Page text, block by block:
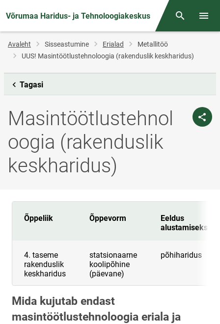
Võrumaa Haridus- ja Tehnoloogiakeskus Otsing
Jälglink
Avaleht Sisseastumine Erialad
Metallitöö
UUS! Masintöötlustehnoloogia (rakenduslik keskharidus)
Masintöötlustehnol
oogia (rakenduslik
keskharidus)
Tagasi
Õppeliik Õppevorm
Eeldus
alustamiseks
4. taseme
rakenduslik
keskharidus
statsionaarne
koolipõhine
(päevane)
põhiharidus
Mida kujutab endast
masintöötlustehnoloogia eriala ja